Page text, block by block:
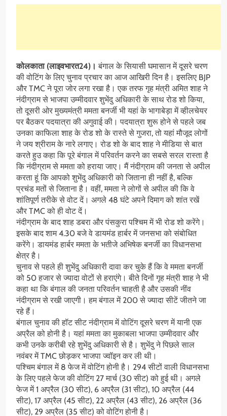
कोलकाता (लाइवभारत24)। बंगाल के सियासी घमासान में दूसरे चरण
की वोटिंग के लिए चुनाव प्रचार का आज आखिरी दिन है। इसलिए BJP
और TMC ने पूरा जोर लगा रखा है। एक तरफ गृह मंत्री अमित शाह ने
नंदीग्राम से भाजपा उम्मीदवार शुभेंदु अधिकारी के साथ रोड शो किया,
तो दूसरी ओर मुख्यमंत्री ममता बनर्जी भी यहां के भागाबेड़ा में व्हीलचेयर
पर बैठकर पदयात्रा की अगुवाई की। पदयात्रा शुरू होने से पहले जब
उनका काफिला शाह के रोड शो के रास्ते से गुजरा, तो यहां मौजूद लोगों
ने जय श्रीराम के नारे लगाए। रोड शो के बाद शाह ने मीडिया से बात
करते हुउ कहा कि पूरे बंगाल में परिवर्तन करने का सबसे सरल रास्ता है
कि नंदीग्राम से ममता को हराया जाए। मैं नंदीग्राम की जनता से अपील
करता हूं कि आपको शुभेंदु अधिकारी को जिताना ही नहीं है, बल्कि
प्रचंड मतों से जिताना है। वहीं, ममता ने लोगों से अपील की कि वे
शांतिपूर्ण तरीके से वोट दें। अगले 48 घंटे अपने दिमाग को शांत रखें
और TMC को ही वोट दें।
नंदीग्राम के बाद शाह डबरा और पंसकुरा पश्चिम में भी रोड शो करेंगे।
इसके बाद शाम 4.30 बजे वे डायमंड हार्बर में जनसभा को संबोधित
करेंगे। डायमंड हार्बर ममता के भतीजे अभिषेक बनर्जी का विधानसभा
क्षेत्र है।
चुनाव से पहले ही शुभेंदु अधिकारी दावा कर चुके हैं कि वे ममता बनर्जी
को 50 हजार से ज्यादा वोटों से हराएंगे। बीते दिनों गृह मंत्री शाह ने भी
कहा था कि बंगाल की जनता परिवर्तन चाहती है और उसकी नींव
नंदीग्राम से रखी जाएगी। हम बंगाल में 200 से ज्यादा सीटें जीतने जा
रहे हैं।
बंगाल चुनाव की हॉट सीट नंदीग्राम में वोटिंग दूसरे चरण में यानी एक
अप्रैल को होनी है। यहां ममता का मुकाबला भाजपा उम्मीदवार और
कभी उनके करीबी रहे शुभेंदु अधिकारी से है। शुभेंदु ने पिछले साल
नवंबर में TMC छोड़कर भाजपा ज्वॉइन कर ली थी।
पश्चिम बंगाल में 8 फेज में वोटिंग होनी है। 294 सीटों वाली विधानसभा
के लिए पहले फेज की वोटिंग 27 मार्च (30 सीट) को हुई थी। अगले
फेज में 1 अप्रैल (30 सीट), 6 अप्रैल (31 सीट), 10 अप्रैल (44
सीट), 17 अप्रैल (45 सीट), 22 अप्रैल (43 सीट), 26 अप्रैल (36
सीट), 29 अप्रैल (35 सीट) को वोटिंग होनी है।